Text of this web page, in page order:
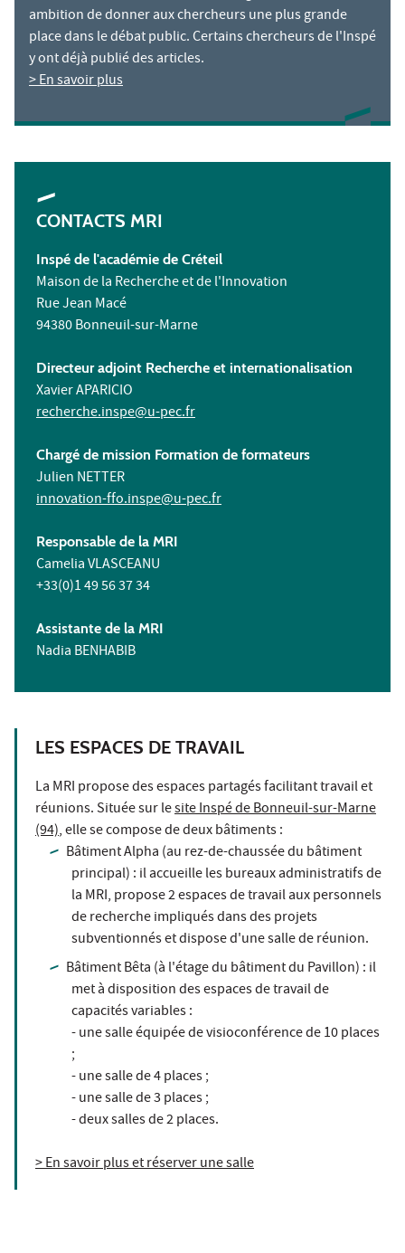
ambition de donner aux chercheurs une plus grande
place dans le débat public. Certains chercheurs de l'Inspé
y ont déjà publié des articles.
> En savoir plus
CONTACTS MRI
Inspé de l'académie de Créteil
Maison de la Recherche et de l'Innovation
Rue Jean Macé
94380 Bonneuil-sur-Marne
Directeur adjoint Recherche et internationalisation
Xavier APARICIO
recherche.inspe@u-pec.fr
Chargé de mission Formation de formateurs
Julien NETTER
innovation-ffo.inspe@u-pec.fr
Responsable de la MRI
Camelia VLASCEANU
+33(0)1 49 56 37 34
Assistante de la MRI
Nadia BENHABIB
LES ESPACES DE TRAVAIL
La MRI propose des espaces partagés facilitant travail et
réunions. Située sur lesite Inspé de Bonneuil-sur-Marne
(94), elle se compose de deux bâtiments :
Bâtiment Alpha (au rez-de-chaussée du bâtiment
principal) : il accueille les bureaux administratifs de
la MRI, propose 2 espaces de travail aux personnels
de recherche impliqués dans des projets
subventionnés et dispose d'une salle de réunion.
Bâtiment Bêta (à l'étage du bâtiment du Pavillon) : il
met à disposition des espaces de travail de
capacités variables :
- une salle équipée de visioconférence de 10 places
;
- une salle de 4 places ;
- une salle de 3 places ;
- deux salles de 2 places.
> En savoir plus et réserver une salle